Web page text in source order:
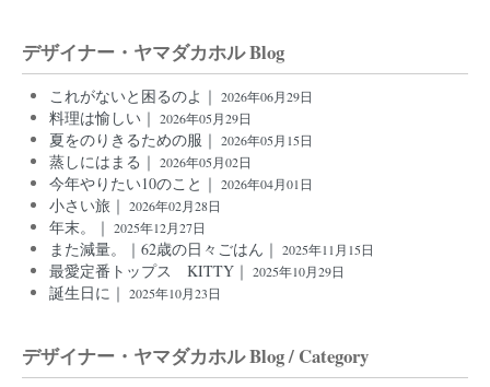
デザイナー・ヤマダカホル Blog
これがないと困るのよ｜ 2026年06月29日
料理は愉しい｜ 2026年05月29日
夏をのりきるための服｜ 2026年05月15日
蒸しにはまる｜ 2026年05月02日
今年やりたい10のこと｜ 2026年04月01日
小さい旅｜ 2026年02月28日
年末。｜ 2025年12月27日
また減量。｜62歳の日々ごはん｜ 2025年11月15日
最愛定番トップス KITTY｜ 2025年10月29日
誕生日に｜ 2025年10月23日
デザイナー・ヤマダカホル Blog / Category